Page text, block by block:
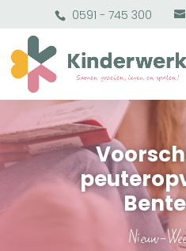
0591 - 745 300
Nieuw-